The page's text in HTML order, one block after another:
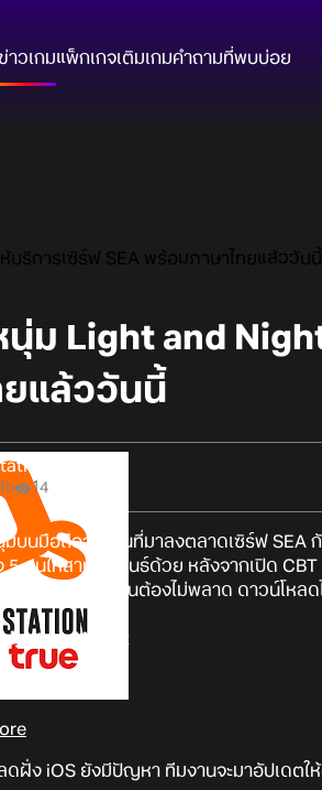
ข่าวเกมแพ็กเกจเติมเกมคำถามที่พบบ่อย
บริการเซิร์ฟ SEA พร้อมภาษาไทยแล้ววันนี้
ม Light and
ยแล้ววันนี้
ว 14
มบนมือถือจากจีนที่มาลงตลาดเซิร์ฟ SEA
5 คนให้สานสัมพันธ์ด้วย หลังจากเปิด
รื่องราวของแฟชั่นต้องไม่พลาด ดาวน์โหล
Light and Night
ดฝั่ง iOS ยังมีปัญหา ทีมงานจะมาอัปเดตใ